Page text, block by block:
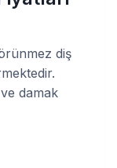
diş
damak